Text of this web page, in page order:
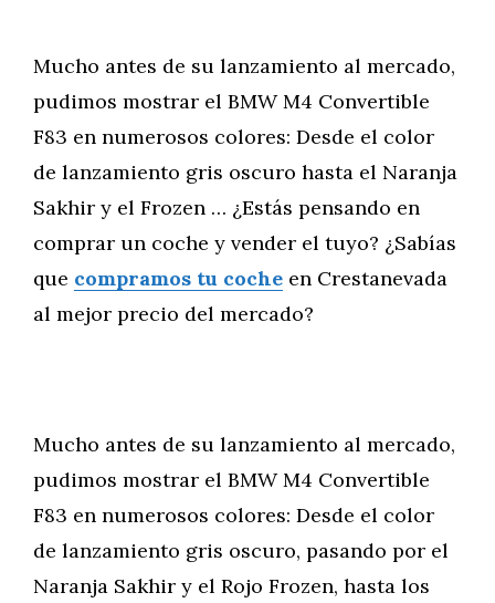
Mucho antes de su lanzamiento al mercado,
pudimos mostrar el BMW M4 Convertible
F83 en numerosos colores: Desde el color
de lanzamiento gris oscuro hasta el Naranja
Sakhir y el Frozen … ¿Estás pensando en
comprar un coche y vender el tuyo? ¿Sabías
que compramos tu coche en Crestanevada
al mejor precio del mercado?
Mucho antes de su lanzamiento al mercado,
pudimos mostrar el BMW M4 Convertible
F83 en numerosos colores: Desde el color
de lanzamiento gris oscuro, pasando por el
Naranja Sakhir y el Rojo Frozen, hasta los